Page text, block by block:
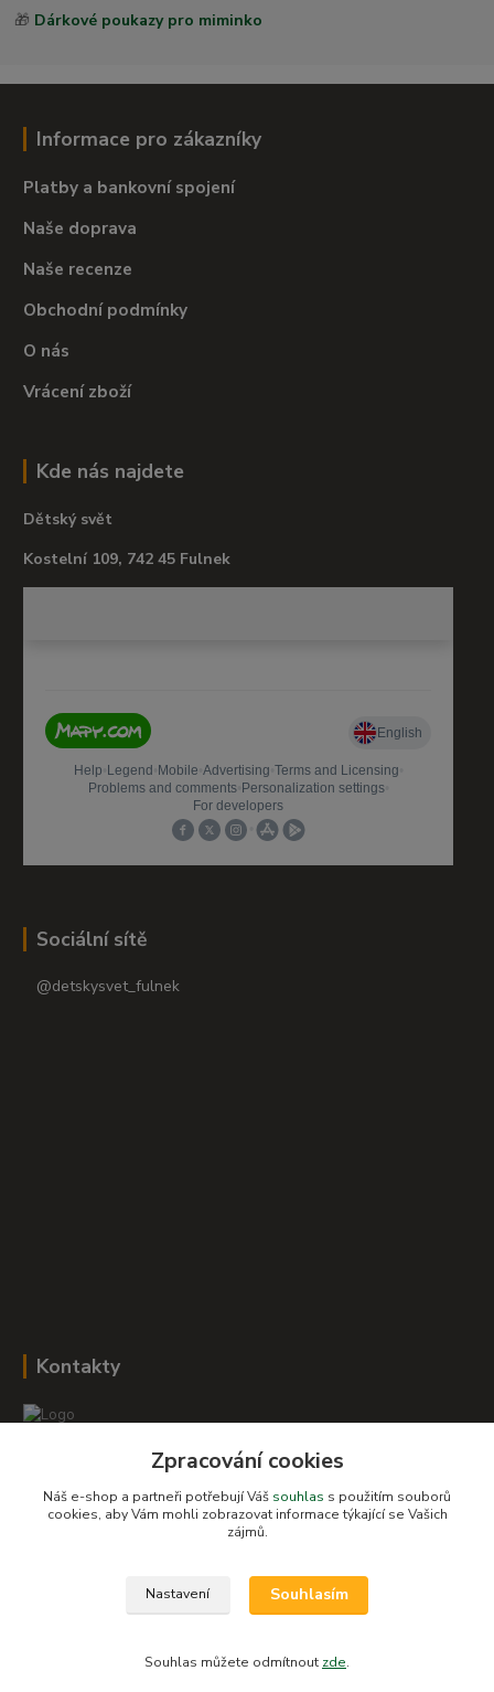
🎁 Dárkové poukazy pro miminko
Informace pro zákazníky
Platby a bankovní spojení
Naše doprava
Naše recenze
Obchodní podmínky
O nás
Vrácení zboží
Kde nás najdete
Dětský svět
Kostelní 109, 742 45 Fulnek
Sociální sítě
@detskysvet_fulnek
Kontakty
+420 604 278 943
obchod-detskysvet@seznam.cz
Zpracování cookies
Náš e-shop a partneři potřebují Váš souhlas s použitím souborů
cookies, aby Vám mohli zobrazovat informace týkající se Vašich
zájmů.
Nastavení Souhlasím
Souhlas můžete odmítnout zde.